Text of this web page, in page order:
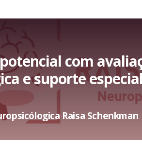
com
e suporte
Raisa Schenkman